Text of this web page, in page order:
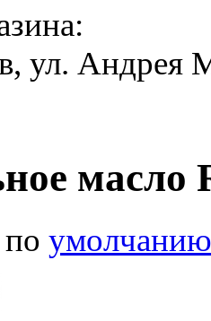
ул. Андрея
масло
умолчанию